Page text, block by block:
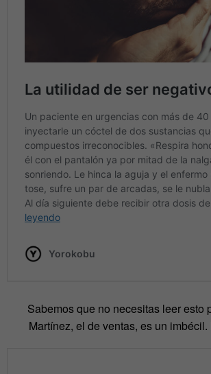
Sabemos que no necesitas leer esto
Martínez, el de ventas, es un